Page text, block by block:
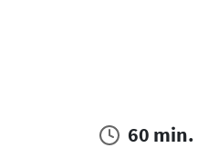
60 min.